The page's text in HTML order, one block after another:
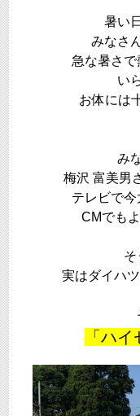
暑い
みなさ
急な暑さ
い
お体には
み
梅沢 富美男
テレビで
CMでも
そ
実はダイハ
「ハ